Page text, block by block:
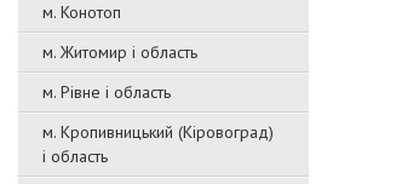
м. Конотоп
м. Житомир і область
м. Рівне і область
м. Кропивницький (Кіровоград)
і область